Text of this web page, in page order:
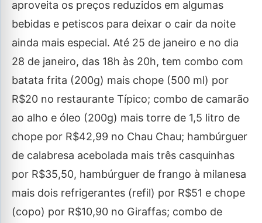
aproveita os preços reduzidos em algumas
bebidas e petiscos para deixar o cair da noite
ainda mais especial. Até 25 de janeiro e no dia
28 de janeiro, das 18h às 20h, tem combo com
batata frita (200g) mais chope (500 ml) por
R$20 no restaurante Típico; combo de camarão
ao alho e óleo (200g) mais torre de 1,5 litro de
chope por R$42,99 no Chau Chau; hambúrguer
de calabresa acebolada mais três casquinhas
por R$35,50, hambúrguer de frango à milanesa
mais dois refrigerantes (refil) por R$51 e chope
(copo) por R$10,90 no Giraffas; combo de